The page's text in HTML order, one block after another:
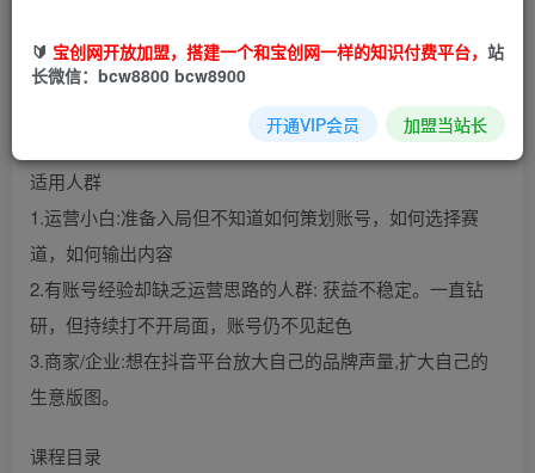
从0~1新手起号陪伴训练营，不只是输出课程，而是做懂抖
适用人群
1.运营小白:准备入局但不知道如何策划账号，如何选择赛
道，如何输出内容
2.有账号经验却缺乏运营思路的人群: 获益不稳定。一直钻
研，但持续打不开局面，账号仍不见起色
3.商家/企业:想在抖音平台放大自己的品牌声量,扩大自己的
生意版图。
课程目录
🔰 宝创网开放加盟，搭建一个和宝创网一样的知识付费平台， 站
长微信：bcw8800 bcw8900
开通VIP会员 加盟当站长